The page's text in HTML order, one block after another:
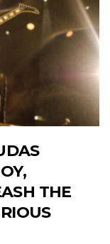
THE